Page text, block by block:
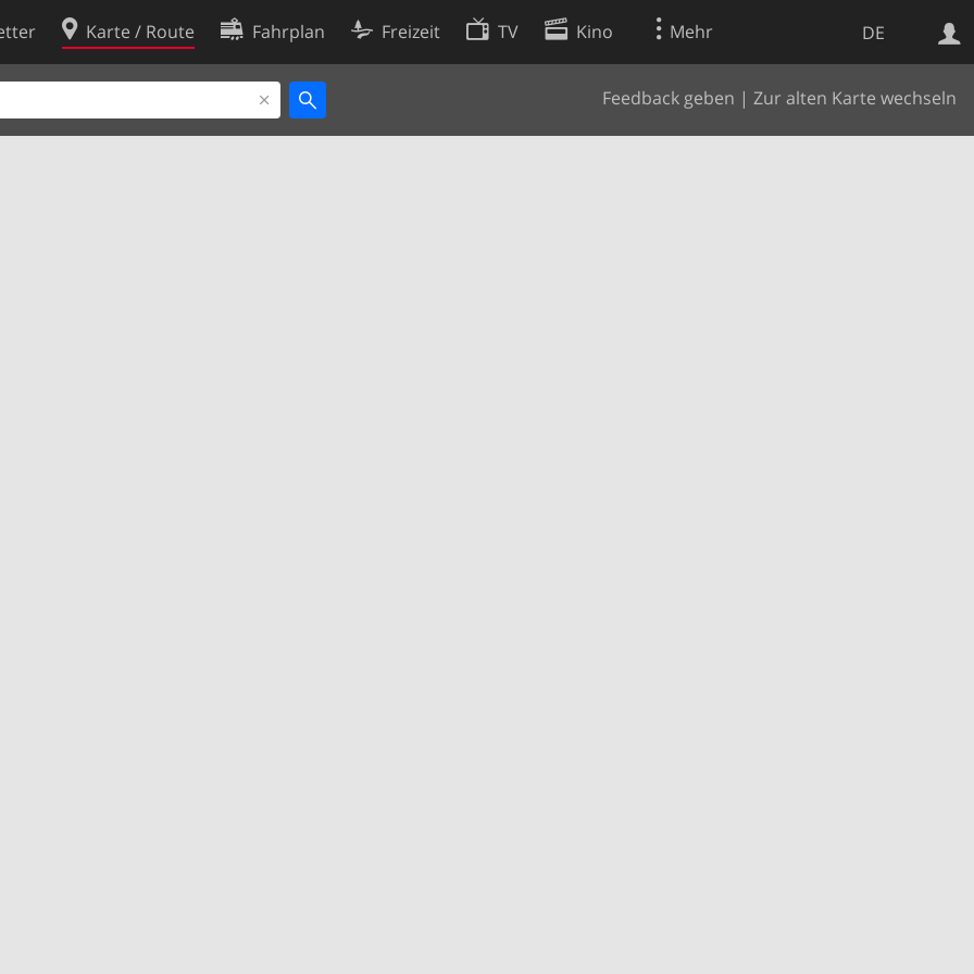
DE
Karte / Route Fahrplan Freizeit TV Kino Mehr
Feedback geben | Zur alten Karte wechseln
Websuche
Cookie-Richtlinie
Cookie-Einstellungen